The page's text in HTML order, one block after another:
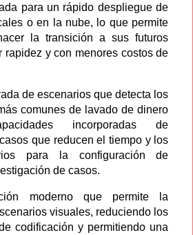
para un rápido despliegue de
o en la nube, lo que permite
la transición a sus futuros
rapidez y con menores costos de
de escenarios que detecta los
comunes de lavado de dinero
incorporadas de
que reducen el tiempo y los
para la configuración de
de casos.
moderno que permite la
visuales, reduciendo los
codificación y permitiendo una